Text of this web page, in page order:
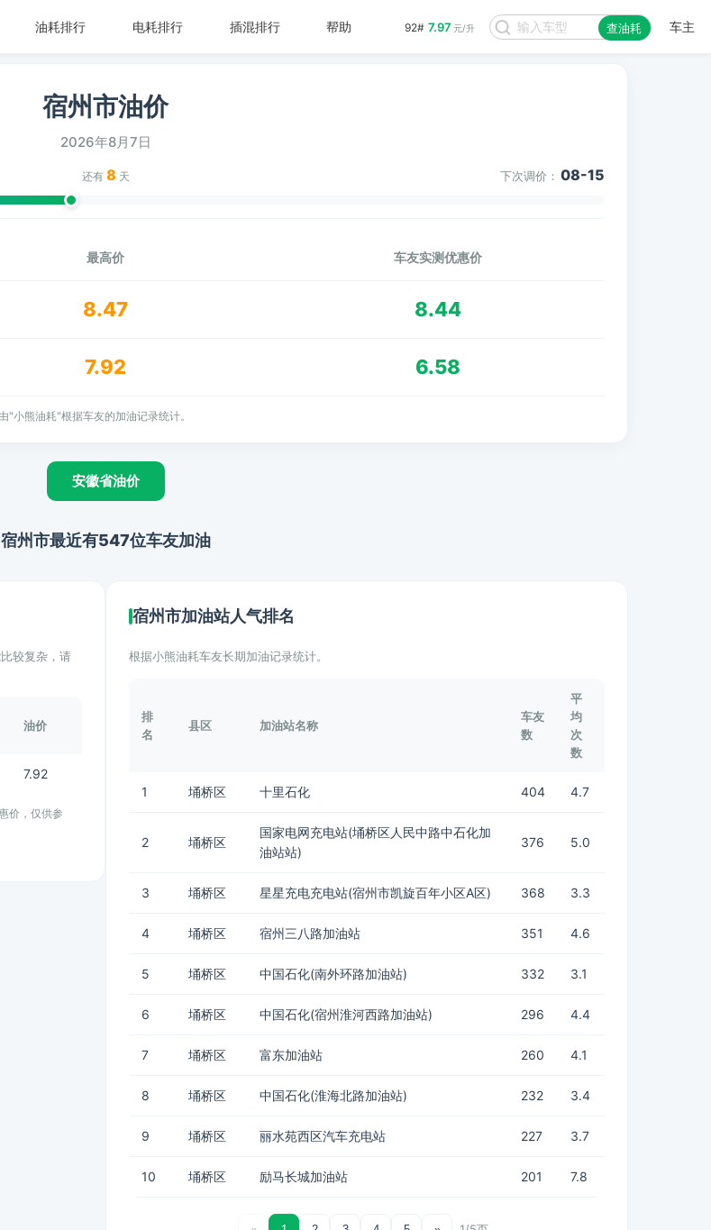
92# 7.97 元/升 查油耗 车主
油耗排行 电耗排行 插混排行 帮助
宿州市油价
2026年8月7日
还有 8 天 下次调价： 08-15
最高价 车友实测优惠价
8.47 8.44
7.92 6.58
小熊油耗"根据车友的加油记录统计。
安徽省油价
宿州市最近有547位车友加油
较复杂，请
油价
7.92
价，仅供参
宿州市加油站人气排名
根据小熊油耗车友长期加油记录统计。
排
名
县区 加油站名称
车友
数
平
均
次
数
1 埇桥区 十里石化 404 4.7
2 埇桥区
国家电网充电站(埇桥区人民中路中石化加
油站站)
376 5.0
3 埇桥区 星星充电充电站(宿州市凯旋百年小区A区) 368 3.3
4 埇桥区 宿州三八路加油站 351 4.6
5 埇桥区 中国石化(南外环路加油站) 332 3.1
6 埇桥区 中国石化(宿州淮河西路加油站) 296 4.4
7 埇桥区 富东加油站 260 4.1
8 埇桥区 中国石化(淮海北路加油站) 232 3.4
9 埇桥区 丽水苑西区汽车充电站 227 3.7
10 埇桥区 励马长城加油站 201 7.8